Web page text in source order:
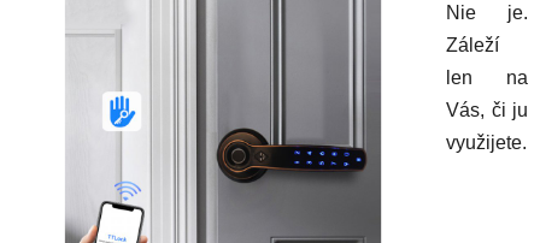
Nie je.
Záleží
len na
Vás, či ju
využijete.